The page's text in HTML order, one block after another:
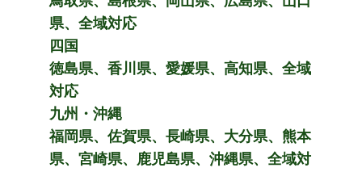
県、全域対応
四国
徳島県、香川県、愛媛県、高知県、全域
対応
九州・沖縄
福岡県、佐賀県、長崎県、大分県、熊本
県、宮崎県、鹿児島県、沖縄県、全域対